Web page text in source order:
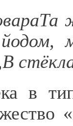
Та
В
в